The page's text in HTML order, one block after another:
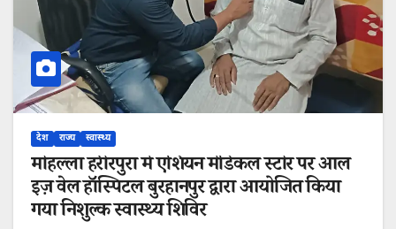
देश राज्य स्वास्थ्य
मोहल्ला हरीरपुरा में एशियन मेडिकल स्टोर पर आल
इज़ वेल हॉस्पिटल बुरहानपुर द्वारा आयोजित किया
गया निशुल्क स्वास्थ्य शिविर